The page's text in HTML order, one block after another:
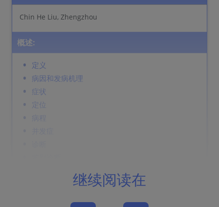
Chin He Liu, Zhengzhou
概述:
定义
病因和发病机理
症状
定位
继续阅读在